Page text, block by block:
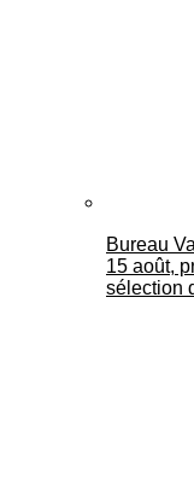
Bureau
15 août,
sélection